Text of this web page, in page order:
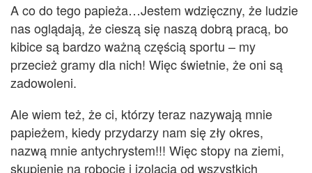
A co do tego papieża…Jestem wdzięczny, że ludzie
nas oglądają, że cieszą się naszą dobrą pracą, bo
kibice są bardzo ważną częścią sportu – my
przecież gramy dla nich! Więc świetnie, że oni są
zadowoleni.
Ale wiem też, że ci, którzy teraz nazywają mnie
papieżem, kiedy przydarzy nam się zły okres,
nazwą mnie antychrystem!!! Więc stopy na ziemi,
skupienie na robocie i izolacja od wszystkich